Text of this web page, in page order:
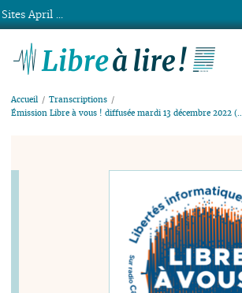
Accueil
Transcriptions
Émission Libre à vous ! diffusée mardi 13 décembre 2022
Sites April ...